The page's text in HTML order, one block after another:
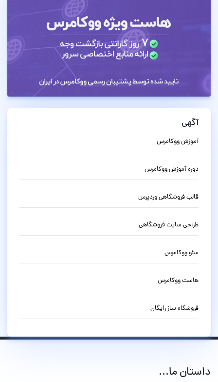
آگهی
آموزش ووکامرس
دوره آموزش ووکامرس
قالب فروشگاهی وردپرس
طراحی سایت فروشگاهی
سئو ووکامرس
هاست ووکامرس
فروشگاه ساز رایگان
داستان ما...